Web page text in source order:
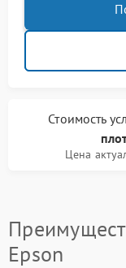
Стоимость
Цена
Epson